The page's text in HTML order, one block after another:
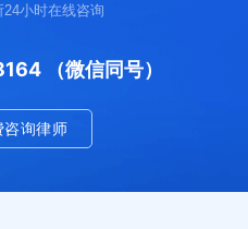
小时在线咨询
（微信同号）
咨询律师